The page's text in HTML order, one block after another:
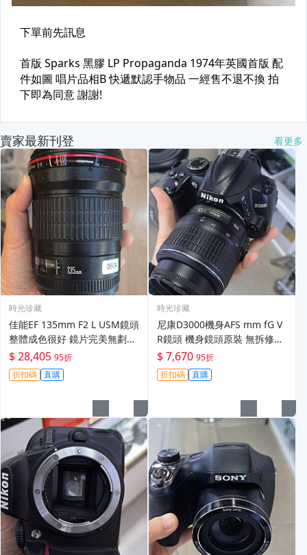
賣家最新刊登 看更多
時光珍藏
佳能EF 135mm F2 L USM鏡頭
整體成色很好 鏡片完美無劃痕
功能一切正常 無拆修無-3430
$ 28,405 95折
折扣碼 直購
時光珍藏
尼康D3000機身AFS mm fG V
R鏡頭 機身鏡頭原裝 無拆修無
翻新 有輕微使用痕跡 鏡頭-34
30
$ 7,670 95折
折扣碼 直購